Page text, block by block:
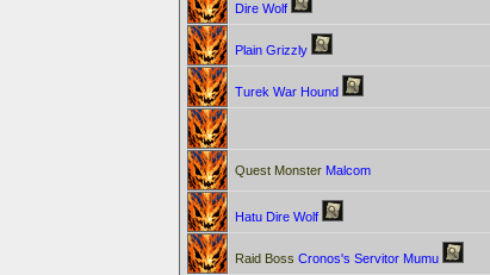
Dire Wolf
Plain Grizzly
Turek War Hound
Quest Monster Malcom
Hatu Dire Wolf
Raid Boss Cronos's Servitor Mumu